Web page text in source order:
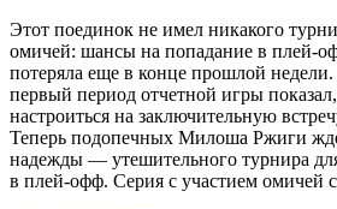
Этот поединок не имел никакого
омичей: шансы на попадание в плей-
потеряла еще в конце прошлой
первый период отчетной игры
настроиться на заключительную
Теперь подопечных Милоша Ржиги
надежды — утешительного турнира
в плей-офф. Серия с участием омичей